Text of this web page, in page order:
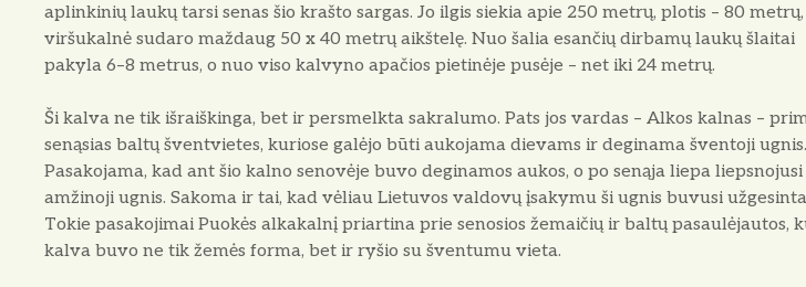
aplinkinių laukų tarsi senas šio krašto sargas. Jo ilgis siekia apie 250 metrų, plotis – 80 metrų,
viršukalnė sudaro maždaug 50 x 40 metrų aikštelę. Nuo šalia esančių dirbamų laukų šlaitai
pakyla 6–8 metrus, o nuo viso kalvyno apačios pietinėje pusėje – net iki 24 metrų.
Ši kalva ne tik išraiškinga, bet ir persmelkta sakralumo. Pats jos vardas – Alkos kalnas –
senąsias baltų šventvietes, kuriose galėjo būti aukojama dievams ir deginama šventoji ugnis.
Pasakojama, kad ant šio kalno senovėje buvo deginamos aukos, o po senąja liepa liepsnojusi
amžinoji ugnis. Sakoma ir tai, kad vėliau Lietuvos valdovų įsakymu ši ugnis buvusi
Tokie pasakojimai Puokės alkakalnį priartina prie senosios žemaičių ir baltų pasaulėjautos,
kalva buvo ne tik žemės forma, bet ir ryšio su šventumu vieta.